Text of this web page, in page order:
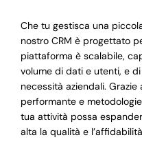
Che tu gestisca una
nostro CRM è progettato
piattaforma è scalabile,
volume di dati e utenti, e
necessità aziendali.
performante e
tua attività possa
alta la qualità e